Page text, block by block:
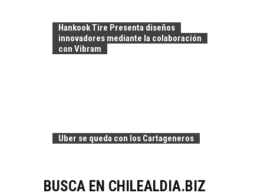
Hankook Tire Presenta diseños
innovadores mediante la colaboración
con Vibram
Uber se queda con los Cartageneros
BUSCA EN CHILEALDIA.BIZ
TRANSFORMACIÓN
DE LOS RECURSOS
HUMANOS EN LAS
ALTERNATIVAS MÁS
Financiamiento para